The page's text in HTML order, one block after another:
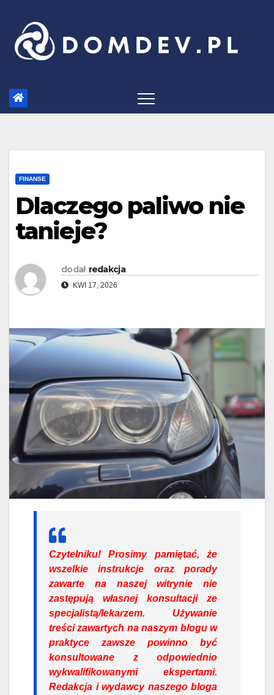
content
FINANSE
Dlaczego paliwo nie
tanieje?
dodał redakcja
KWI 17, 2026
Czytelniku! Prosimy pamiętać, że
wszelkie instrukcje oraz porady
zawarte na naszej witrynie nie
zastępują własnej konsultacji ze
specjalistą/lekarzem. Używanie
treści zawartych na naszym blogu w
praktyce zawsze powinno być
konsultowane z odpowiednio
wykwalifikowanymi ekspertami.
Redakcja i wydawcy naszego bloga